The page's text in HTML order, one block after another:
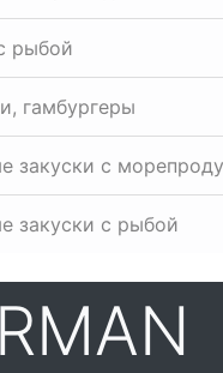
рыбой
гамбургеры
закуски с
закуски с рыбой